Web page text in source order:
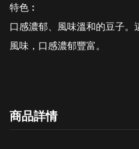
特色︰
口感濃郁、風味溫和的豆子
風味，口感濃郁豐富。
商品詳情